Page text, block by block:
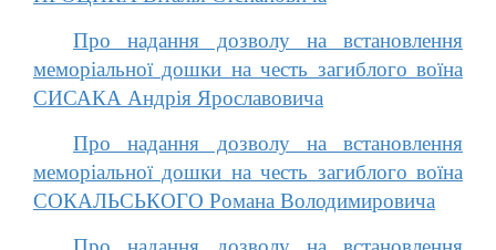
Про надання дозволу на встановлення
меморіальної дошки на честь загиблого воїна
СИСАКА Андрія Ярославовича
Про надання дозволу на встановлення
меморіальної дошки на честь загиблого воїна
СОКАЛЬСЬКОГО Романа Володимировича